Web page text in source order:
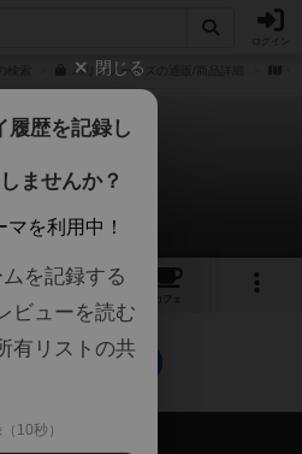
ログイン
パリンノームズの通販/商品詳細
ノームズ
リプレイ日記
カフェ
ムズのトップに戻る
新しい投稿
閉じる
履歴を記録し
ませんか？
マを利用中！
を記録する
ビューを読む
有リストの共
10秒）